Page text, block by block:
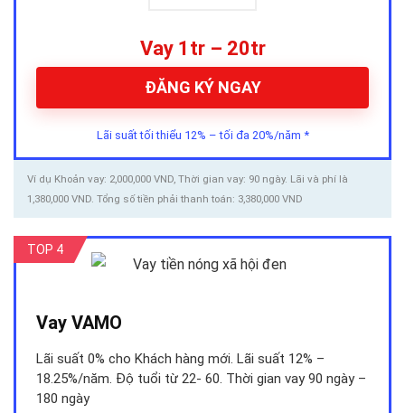
Vay 1tr – 20tr
ĐĂNG KÝ NGAY
Lãi suất tối thiểu 12% – tối đa 20%/năm *
Ví dụ Khoản vay: 2,000,000 VND, Thời gian vay: 90 ngày. Lãi và phí là
1,380,000 VND. Tổng số tiền phải thanh toán: 3,380,000 VND
TOP 4
Vay VAMO
Lãi suất 0% cho Khách hàng mới. Lãi suất 12% –
18.25%/năm. Độ tuổi từ 22- 60. Thời gian vay 90 ngày –
180 ngày